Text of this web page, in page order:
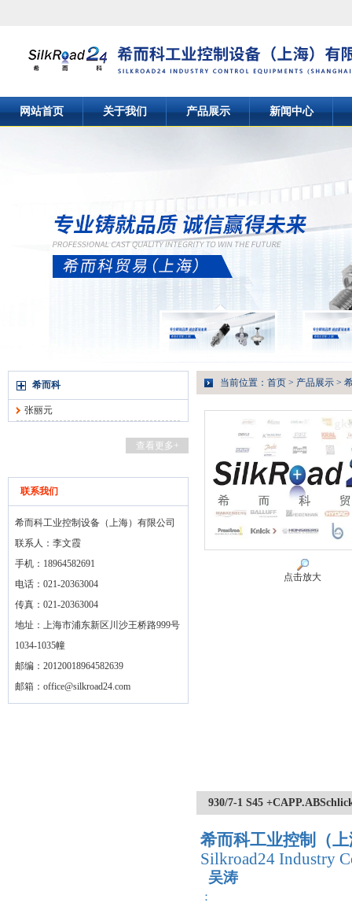
网站首页 关于我们 产品展示 新闻中心
希而科
张丽元
查看更多+
联系我们
希而科工业控制设备（上海）有限公司
联系人：李文霞
手机：18964582691
电话：021-20363004
传真：021-20363004
地址：上海市浦东新区川沙王桥路999号
1034-1035幢
邮编：20120018964582639
邮箱： office@silkroad24.com
当前位置： 首页 > 产品展示 >
点击放大
930/7-1 S45
希而科工业控制（
Silkroad24 Industry
吴涛
：